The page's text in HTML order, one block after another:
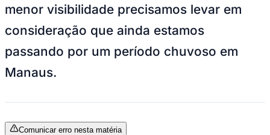
menor visibilidade precisamos levar em
consideração que ainda estamos
passando por um período chuvoso em
Manaus.
Comunicar erro nesta matéria